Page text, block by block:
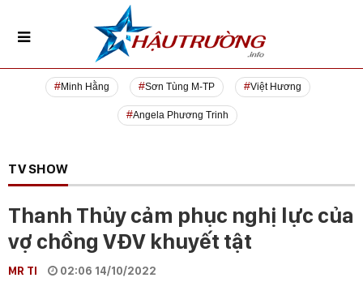
Minh Hằng Sơn Tùng M-TP Việt Hương
Angela Phương Trinh
TV SHOW
Thanh Thủy cảm phục nghị lực của
vợ chồng VĐV khuyết tật
MR TI 02:06 14/10/2022